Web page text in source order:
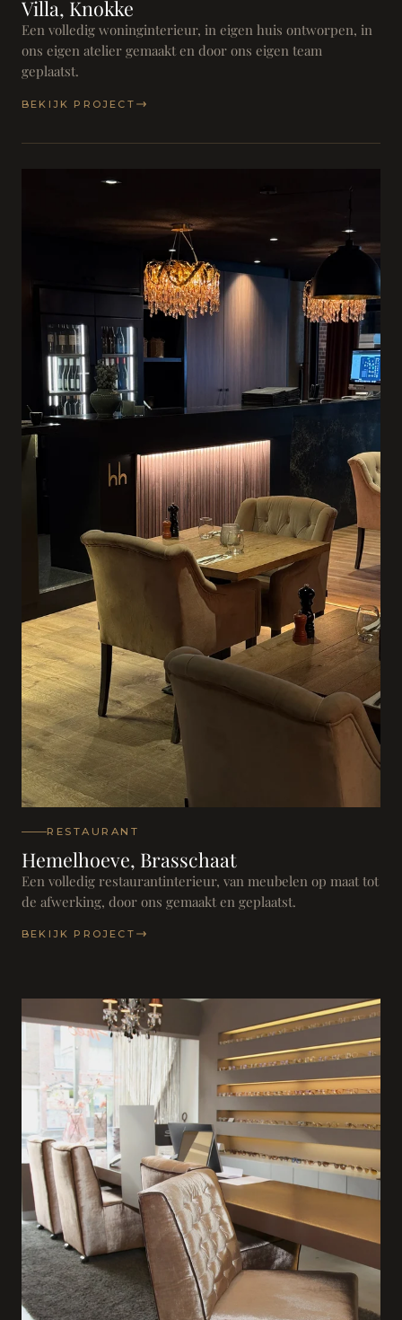
Villa, Knokke
Een volledig woninginterieur, in eigen huis ontworpen, in
ons eigen atelier gemaakt en door ons eigen team
geplaatst.
BEKIJK PROJECT
RESTAURANT
Hemelhoeve, Brasschaat
Een volledig restaurantinterieur, van meubelen op maat tot
de afwerking, door ons gemaakt en geplaatst.
BEKIJK PROJECT